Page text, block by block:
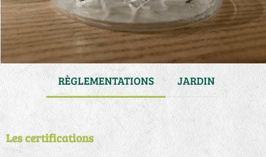
RÈGLEMENTATIONS JARDIN
Les certifications